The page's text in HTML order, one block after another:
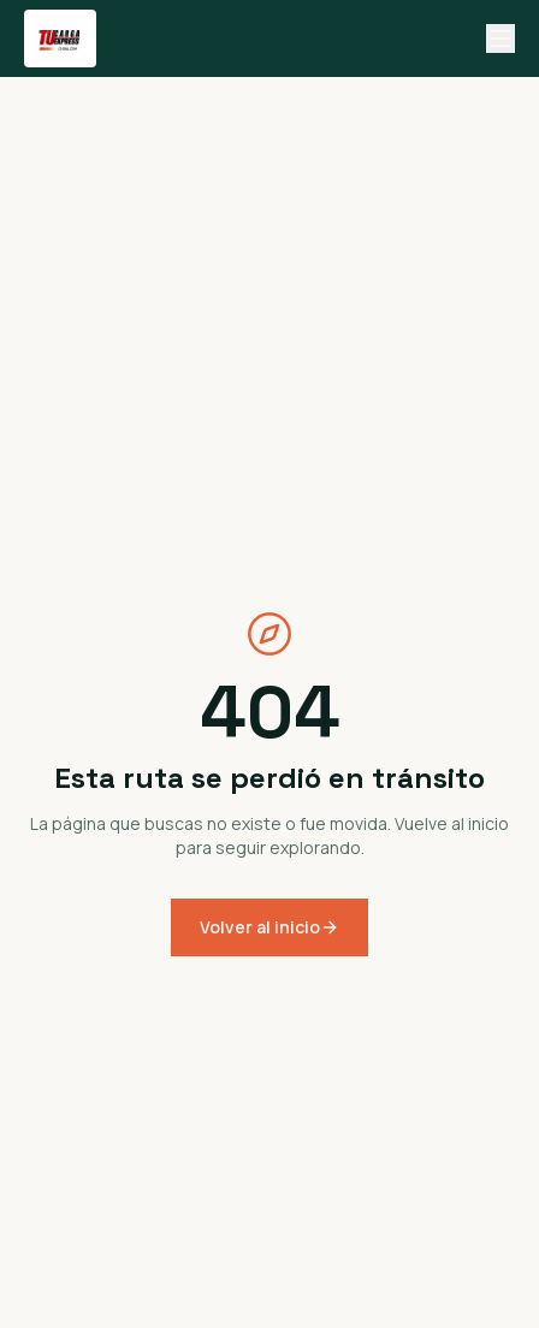
404
Esta ruta se perdió en tránsito
La página que buscas no existe o fue movida. Vuelve al inicio
para seguir explorando.
Volver al inicio